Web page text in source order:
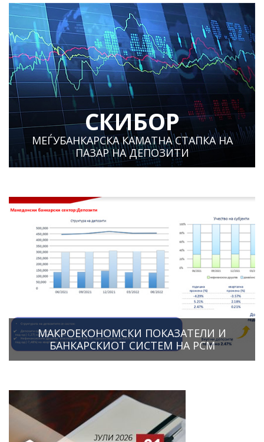
СКИБОР
МЕЃУБАНКАРСКА КАМАТНА СТАПКА НА
ПАЗАР НА ДЕПОЗИТИ
МАКРОЕКОНОМСКИ ПОКАЗАТЕЛИ И
БАНКАРСКИОТ СИСТЕМ НА РСМ